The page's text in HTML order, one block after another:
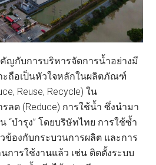
ญกับการบริหารจัดการน้ำอย่างมี
ะถือเป็นหัวใจหลักในผลิตภัณฑ์
Reuse, Recycle) ใน
ลด (Reduce) การใช้น้ำ ซึ่งนำมา
บำรุง” โดยบริษัทไทย การใช้ซ้ำ
ข้องกับกระบวนการผลิต และการ
การใช้งานแล้ว เช่น ติดตั้งระบบ